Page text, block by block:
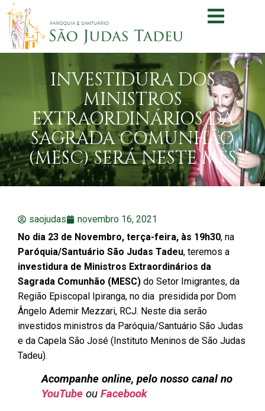
INVESTIDURA DOS
MINISTROS
EXTRAORDINÁRIOS DA
SAGRADA COMUNHÃO
(MESC) SERÁ NESTE MÊS
saojudas
novembro 16, 2021
No dia 23 de Novembro, terça-feira, às 19h30, na
Paróquia/Santuário São Judas Tadeu, teremos a
investidura de Ministros Extraordinários da
Sagrada Comunhão (MESC) do Setor Imigrantes, da
Região Episcopal Ipiranga, no dia presidida por Dom
Ângelo Ademir Mezzari, RCJ. Neste dia serão
investidos ministros da Paróquia/Santuário São Judas
e da Capela São José (Instituto Meninos de São Judas
Tadeu).
Acompanhe online, pelo nosso canal no
YouTube ou Facebook